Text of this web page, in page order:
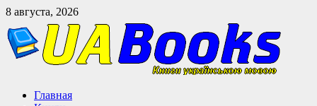
Перейти
содержимому
8 августа, 2026
Главная